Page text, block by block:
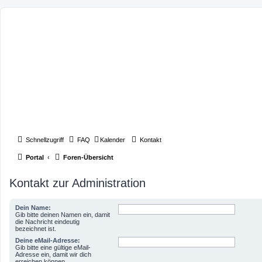
Schnellzugriff FAQ Kalender Kontakt
Portal Foren-Übersicht
Kontakt zur Administration
Dein Name:
Gib bitte deinen Namen ein, damit
die Nachricht eindeutig
bezeichnet ist.
Deine eMail-Adresse:
Gib bitte eine gültige eMail-
Adresse ein, damit wir dich